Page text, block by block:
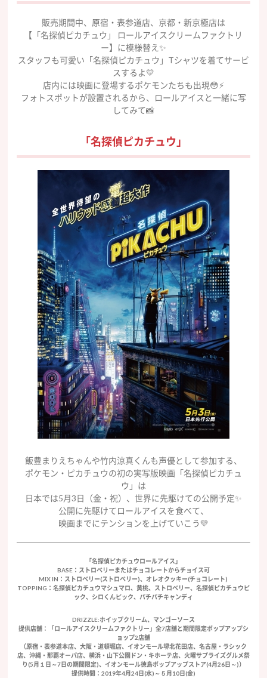
販売期間中、原宿・表参道店、京都・新京極店は
【「名探偵ピカチュウ」 ロールアイスクリームファクトリ
ー】に模様替え✨
スタッフも可愛い「名探偵ピカチュウ」Tシャツを着てサービ
スするよ💛
店内には映画に登場するポケモンたちも出現😳⚡️
フォトスポットが設置されるから、ロールアイスと一緒に写
してみて📸
「名探偵ピカチュウ」
飯豊まりえちゃんや竹内涼真くんも声優として参加する、
ポケモン・ピカチュウの初の実写版映画「名探偵ピカチュ
ウ」は
日本では5月3日（金・祝）、世界に先駆けての公開予定✨
公開に先駆けてロールアイスを食べて、
映画までにテンションを上げていこう💛
「名探偵ピカチュウロールアイス」
BASE：ストロベリーまたはチョコレートからチョイス可
MIX IN：ストロベリー(ストロベリー)、オレオクッキー(チョコレート)
TOPPING：名探偵ピカチュウマシュマロ、黄桃、ストロベリー、名探偵ピカチュウピ
ック、シロくんピック、パチパチキャンディ
DRIZZLE:ホイップクリーム、マンゴーソース
提供店舗：「ロールアイスクリームファクトリー」全7店舗と期間限定ポップアップシ
ョップ2店舗
（原宿・表参道本店、大阪・道頓堀店、イオンモール堺北花田店、名古屋・ラシック
店、沖縄・那覇オーパ店、横浜・山下公園ドン・キホーテ店、火曜サプライズグルメ祭
り(5月１日～7日の期間限定)、イオンモール徳島ポップアップストア(4月26日～)）
提供時間：2019年4月24日(水)～５月10日(金)